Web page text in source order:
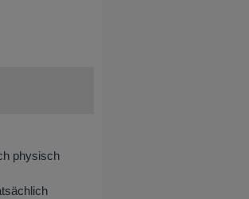
physisch